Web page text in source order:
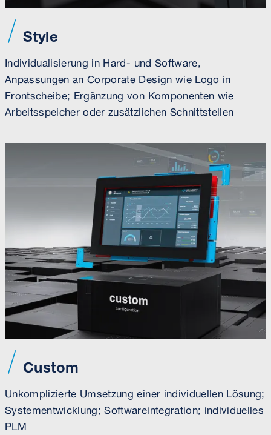
Style
Individualisierung in Hard- und Software,
Anpassungen an Corporate Design wie Logo in
Frontscheibe; Ergänzung von Komponenten wie
Arbeitsspeicher oder zusätzlichen Schnittstellen
Custom
Unkomplizierte Umsetzung einer individuellen Lösung;
Systementwicklung; Softwareintegration; individuelles
PLM